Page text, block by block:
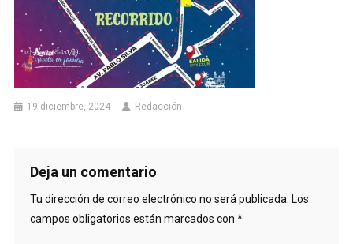
19 diciembre, 2024 Redacción
Deja un comentario
Tu dirección de correo electrónico no será publicada. Los
campos obligatorios están marcados con *